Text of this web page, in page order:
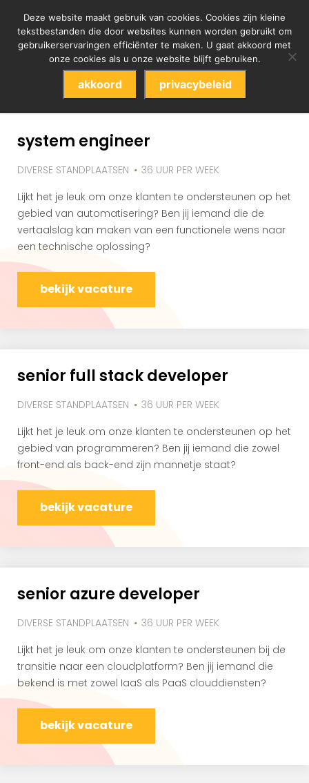
tag archieven : diverse
standplaatsen
system engineer
DIVERSE STANDPLAATSEN
36 UUR PER WEEK
Lijkt het je leuk om onze klanten te ondersteunen op het
gebied van automatisering? Ben jij iemand die de
vertaalslag kan maken van een functionele wens naar
een technische oplossing?
bekijk vacature
senior full stack developer
DIVERSE STANDPLAATSEN
36 UUR PER WEEK
Lijkt het je leuk om onze klanten te ondersteunen op het
gebied van programmeren? Ben jij iemand die zowel
front-end als back-end zijn mannetje staat?
bekijk vacature
senior azure developer
DIVERSE STANDPLAATSEN
36 UUR PER WEEK
Lijkt het je leuk om onze klanten te ondersteunen bij de
transitie naar een cloudplatform? Ben jij iemand die
bekend is met zowel IaaS als PaaS clouddiensten?
bekijk vacature
Deze website maakt gebruik van cookies. Cookies zijn kleine
tekstbestanden die door websites kunnen worden gebruikt om
gebruikerservaringen efficiënter te maken. U gaat akkoord met
onze cookies als u onze website blijft gebruiken.
akkoord privacybeleid